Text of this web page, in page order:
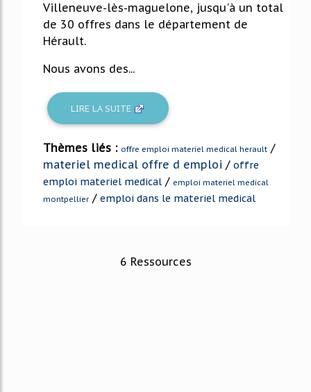
Villeneuve-lès-maguelone, jusqu'à un total
de 30 offres dans le département de
Hérault.
Nous avons des...
LIRE LA SUITE
Thèmes liés : offre emploi materiel medical herault /
materiel medical offre d emploi / offre
emploi materiel medical / emploi materiel medical
montpellier / emploi dans le materiel medical
6 Ressources